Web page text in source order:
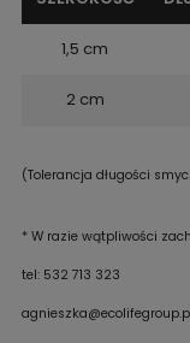
1,5 cm
2 cm
(Tolerancja długości
* W razie wątpliwości
tel: 532 713 323